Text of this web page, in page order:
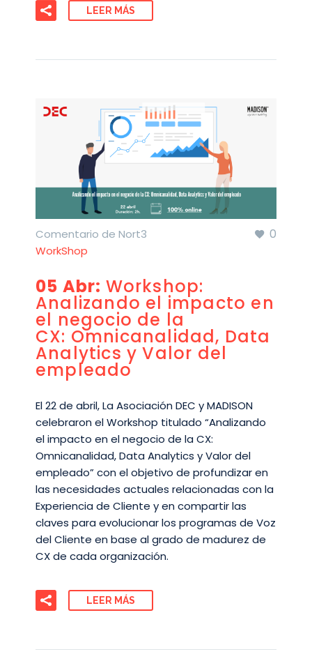
LEER MÁS
0
Comentario de Nort3
WorkShop
05 Abr: Workshop:
Analizando el impacto en
el negocio de la
CX: Omnicanalidad, Data
Analytics y Valor del
empleado
El 22 de abril, La Asociación DEC y MADISON
celebraron el Workshop titulado “Analizando
el impacto en el negocio de la CX:
Omnicanalidad, Data Analytics y Valor del
empleado” con el objetivo de profundizar en
las necesidades actuales relacionadas con la
Experiencia de Cliente y en compartir las
claves para evolucionar los programas de Voz
del Cliente en base al grado de madurez de
CX de cada organización.
LEER MÁS